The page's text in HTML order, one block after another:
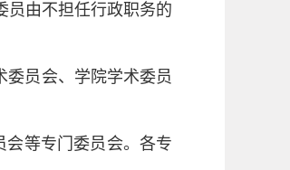
员由不担任行政职务的
委员会、学院学术委员
会等专门委员会。各专